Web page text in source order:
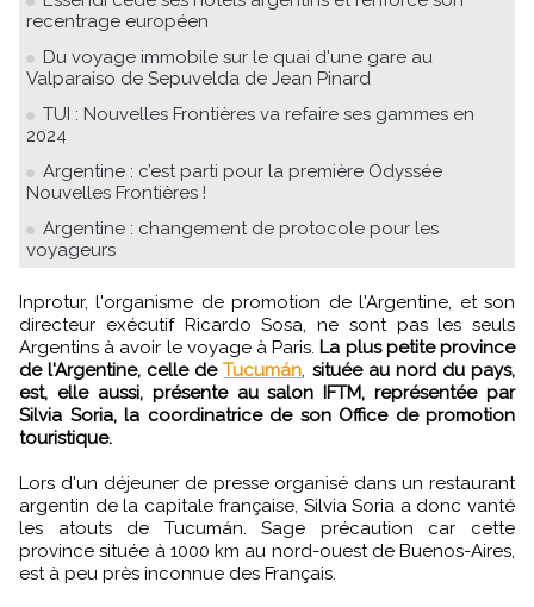
recentrage européen
Du voyage immobile sur le quai d'une gare au
Valparaiso de Sepuvelda de Jean Pinard
TUI : Nouvelles Frontières va refaire ses gammes en
2024
Argentine : c’est parti pour la première Odyssée
Nouvelles Frontières !
Argentine : changement de protocole pour les
voyageurs
Inprotur, l'organisme de promotion de l'Argentine, et son
directeur exécutif Ricardo Sosa, ne sont pas les seuls
Argentins à avoir le voyage à Paris. La plus petite province
de l'Argentine, celle de Tucumán, située au nord du pays,
est, elle aussi, présente au salon IFTM, représentée par
Silvia Soria, la coordinatrice de son Office de promotion
touristique.
Lors d'un déjeuner de presse organisé dans un restaurant
argentin de la capitale française, Silvia Soria a donc vanté
les atouts de Tucumán. Sage précaution car cette
province située à 1000 km au nord-ouest de Buenos-Aires,
est à peu près inconnue des Français.